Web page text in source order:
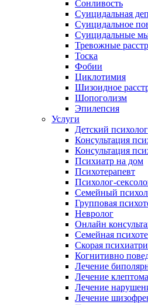
Сонливость
Суицидальная
Суицидальное
Суицидальные
Тревожные
Тоска
Фобии
Циклотимия
Шизоидное
Шопоголизм
Эпилепсия
Услуги
Детский психолог
Консультация
Консультация
Психиатр на дом
Психотерапевт
Психолог-
Семейный
Групповая
Невролог
Онлайн
Семейная
Скорая
Когнитивно
Лечение
Лечение
Лечение
Лечение